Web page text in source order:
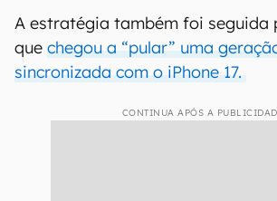
A estratégia também foi seguida
que chegou a “pular” uma
sincronizada com o iPhone 17.
CONTINUA APÓS A